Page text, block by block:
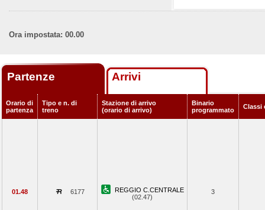
Ora impostata: 00.00
Partenze Arrivi
Orario di
partenza
Tipo e n. di
treno
Stazione di arrivo
(orario di arrivo)
Binario
programmato
Classi
01.48 6177
REGGIO C.CENTRALE
(02.47)
3